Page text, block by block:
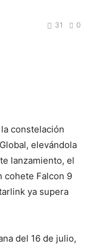
0
31
constelación
elevándola
lanzamiento, el
cohete Falcon 9
ya supera
del 16 de julio,